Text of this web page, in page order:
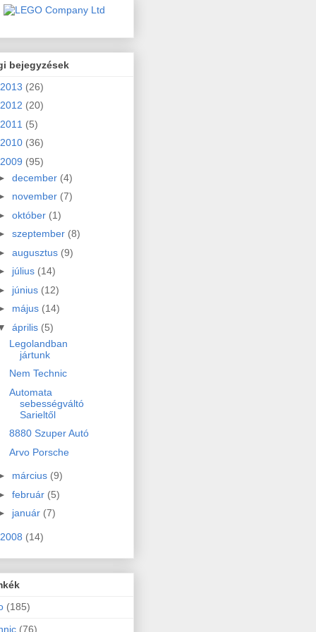
bejegyzések
2013 (26)
2012 (20)
2011 (5)
2010 (36)
2009 (95)
december (4)
november (7)
október (1)
szeptember (8)
augusztus (9)
július (14)
június (12)
május (14)
április (5)
Legolandban
jártunk
Nem Technic
Automata
sebességváltó
Sarieltől
8880 Szuper Autó
Arvo Porsche
március (9)
február (5)
január (7)
2008 (14)
(185)
(76)